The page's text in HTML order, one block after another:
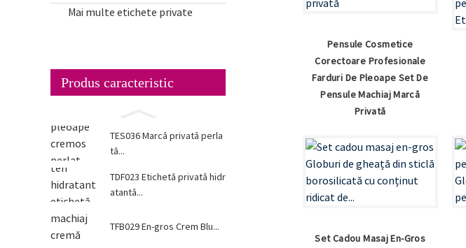
Mai multe etichete private
Produs caracteristic
TES036 Marcă privată perla
tă...
TDF023 Etichetă privată hidr
atantă...
TFB029 En-gros Crem Blu...
Pensule Cosmetice
Corectoare Profesionale
Farduri De Pleoape Set De
Pensule Machiaj Marcă
Privată
Set Cadou Masaj En-Gros